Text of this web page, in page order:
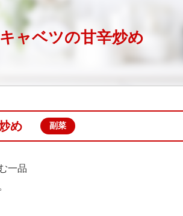
ャベツの甘辛炒め
め 副菜
一品